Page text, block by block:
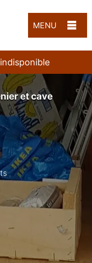
MENU
indisponible
et cave